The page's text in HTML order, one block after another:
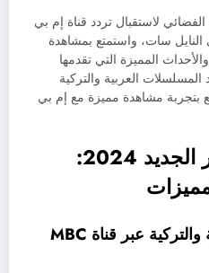
لاستقبال تردد قناة إم بي
لعام 2024 على النايل سات، واستمتع بمشاهدة
المميزة التي تقدمها
العربية والتركية
بتجربة مشاهدة مميزة مع إم بي
تردد قناة MBC مصر الجديد 2024:
متابعة المسلسلات العربية والتركية عبر قناة MBC